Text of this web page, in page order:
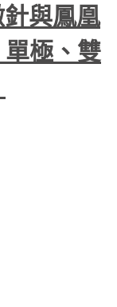
與鳳凰
單極、雙